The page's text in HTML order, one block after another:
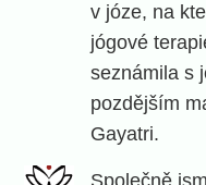
v józe, na
jógové
seznámila s
pozdějším
Gayatri.
Společně